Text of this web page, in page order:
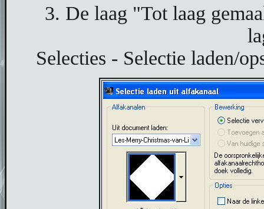
3. De laag "Tot laag
Selecties - Selectie laden/